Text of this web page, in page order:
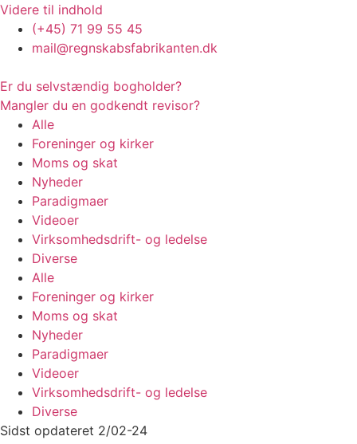
Videre til indhold
(+45) 71 99 55 45
mail@regnskabsfabrikanten.dk
Er du selvstændig bogholder?
Mangler du en godkendt revisor?
Alle
Foreninger og kirker
Moms og skat
Nyheder
Paradigmaer
Videoer
Virksomhedsdrift- og ledelse
Diverse
Alle
Foreninger og kirker
Moms og skat
Nyheder
Paradigmaer
Videoer
Virksomhedsdrift- og ledelse
Diverse
Sidst opdateret 2/02-24